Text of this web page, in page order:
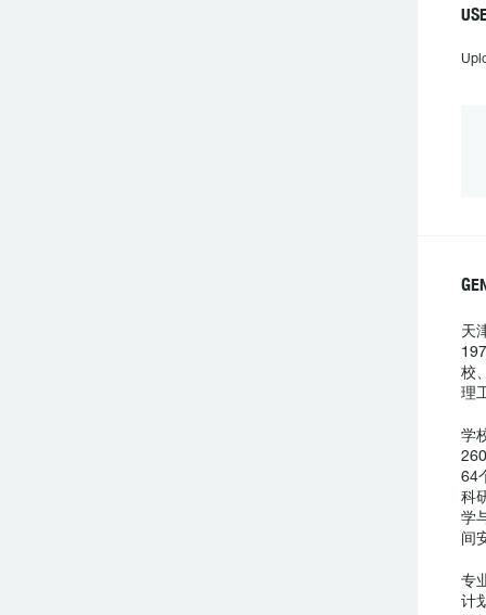
天
校
学
64
科
学
间
专
计